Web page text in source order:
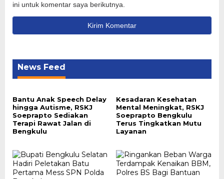
ini untuk komentar saya berikutnya.
News Feed
Bantu Anak Speech Delay
hingga Autisme, RSKJ
Soeprapto Sediakan
Terapi Rawat Jalan di
Bengkulu
Kesadaran Kesehatan
Mental Meningkat, RSKJ
Soeprapto Bengkulu
Terus Tingkatkan Mutu
Layanan